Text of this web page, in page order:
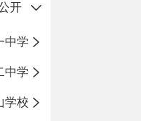
开
中学
中学
学校